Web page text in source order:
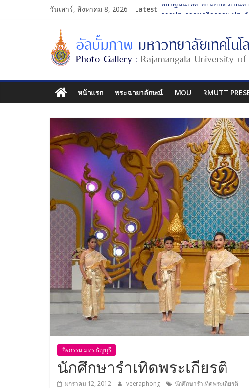
วันเสาร์, สิงหาคม 8, 2026 Latest: พิธีปฐมนิเทศ พิธีมอบตัวเป็น
รับน้องเข้าคณะศิลปกรรมศา
พิธีปฐมนิเทศ พิธีมอบตัวเป็น
หน้าแรก พระฉายาลักษณ์ MOU RMUTT
กิจกรรม มทร.ธัญบุรี
นักศึกษารำเทิดพระเกียรติ
มกราคม 12, 2012 veeraphong นักศึกษารำเทิดพระเกียรติ